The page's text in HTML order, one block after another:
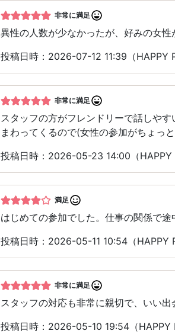
非常に満足
異性の人数が少なかったが、好みの女性
投稿日時：2026-07-12 11:39（HAPPY
非常に満足
スタッフの方がフレンドリーで話しや
まわってくるので(女性の参加がちょっ
投稿日時：2026-05-23 14:00（HAPPY
満足
はじめての参加でした。仕事の関係で
投稿日時：2026-05-11 10:54（HAPPY
非常に満足
スタッフの対応も非常に親切で、いい出
投稿日時：2026-05-10 19:54（HAPPY